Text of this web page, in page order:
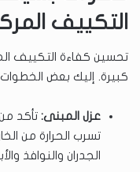
التكييف
تحسين كفاءة التكييف
كبيرة. إليك بعض
عزل المبنى: تأكد
تسرب الحرارة من
الجدران والنوافذ